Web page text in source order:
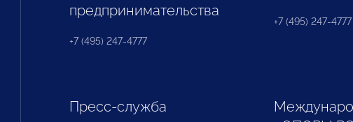
предпринимательства
+7 (495) 247-4777
+7 (495) 247-4777
Пресс-служба